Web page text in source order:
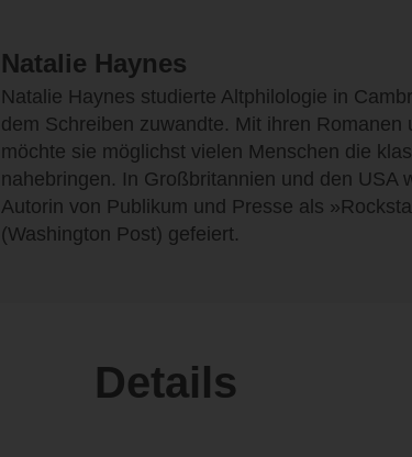
Natalie Haynes
Natalie Haynes studierte Altphilologie in
dem Schreiben zuwandte. Mit ihren Romanen
möchte sie möglichst vielen Menschen die
nahebringen. In Großbritannien und den USA
Autorin von Publikum und Presse als
(Washington Post) gefeiert.
Details